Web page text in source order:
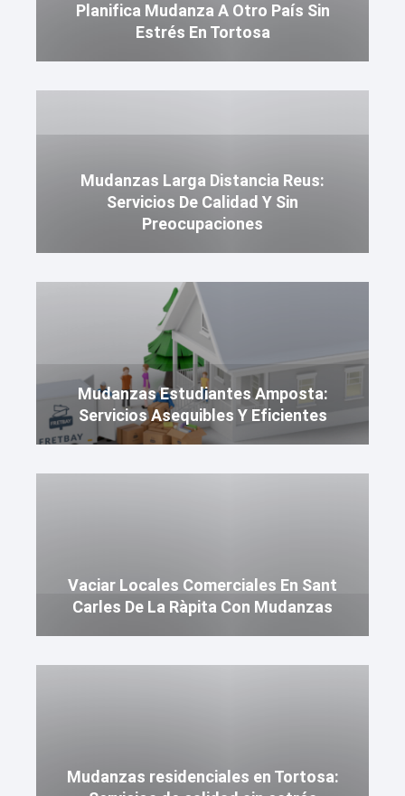
Planifica Mudanza A Otro País Sin
Estrés En Tortosa
Mudanzas Larga Distancia Reus:
Servicios De Calidad Y Sin
Preocupaciones
Mudanzas Estudiantes Amposta:
Servicios Asequibles Y Eficientes
Vaciar Locales Comerciales En Sant
Carles De La Ràpita Con Mudanzas
Mudanzas residenciales en Tortosa: